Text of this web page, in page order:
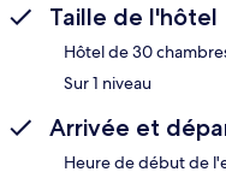
Taille de l'hôtel
Hôtel de 30
Sur 1 niveau
Arrivée et
Heure de début de